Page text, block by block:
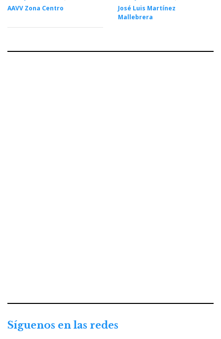
AAVV Zona Centro
José Luis Martínez
Mallebrera
Síguenos en las redes